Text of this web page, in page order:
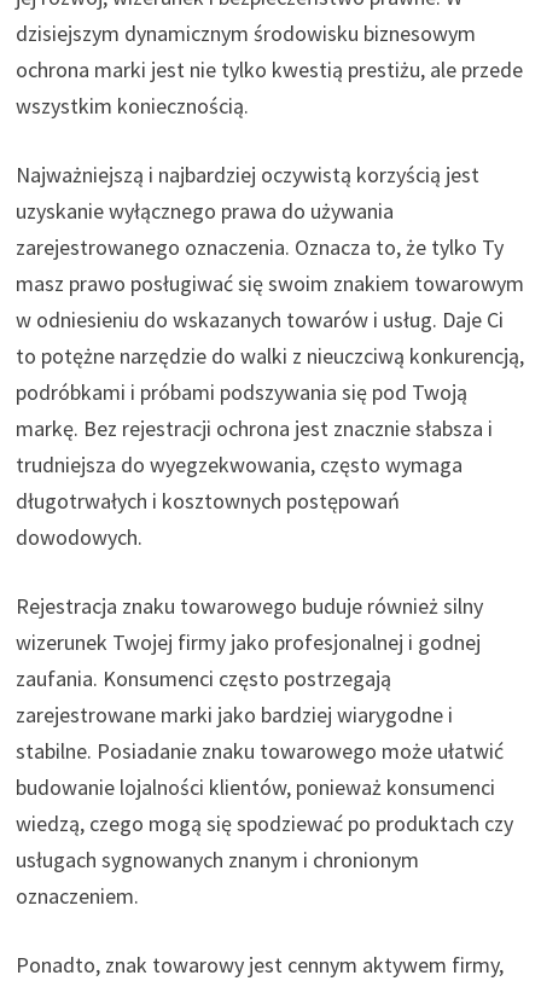
dzisiejszym dynamicznym środowisku biznesowym
ochrona marki jest nie tylko kwestią prestiżu, ale przede
wszystkim koniecznością.
Najważniejszą i najbardziej oczywistą korzyścią jest
uzyskanie wyłącznego prawa do używania
zarejestrowanego oznaczenia. Oznacza to, że tylko Ty
masz prawo posługiwać się swoim znakiem towarowym
w odniesieniu do wskazanych towarów i usług. Daje Ci
to potężne narzędzie do walki z nieuczciwą konkurencją,
podróbkami i próbami podszywania się pod Twoją
markę. Bez rejestracji ochrona jest znacznie słabsza i
trudniejsza do wyegzekwowania, często wymaga
długotrwałych i kosztownych postępowań
dowodowych.
Rejestracja znaku towarowego buduje również silny
wizerunek Twojej firmy jako profesjonalnej i godnej
zaufania. Konsumenci często postrzegają
zarejestrowane marki jako bardziej wiarygodne i
stabilne. Posiadanie znaku towarowego może ułatwić
budowanie lojalności klientów, ponieważ konsumenci
wiedzą, czego mogą się spodziewać po produktach czy
usługach sygnowanych znanym i chronionym
oznaczeniem.
Ponadto, znak towarowy jest cennym aktywem firmy,